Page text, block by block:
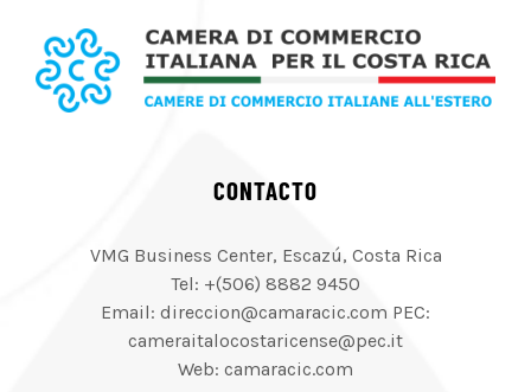
CONTACTO
VMG Business Center, Escazú, Costa Rica
Tel: +(506) 8882 9450
Email: direccion@camaracic.com PEC:
cameraitalocostaricense@pec.it
Web: camaracic.com